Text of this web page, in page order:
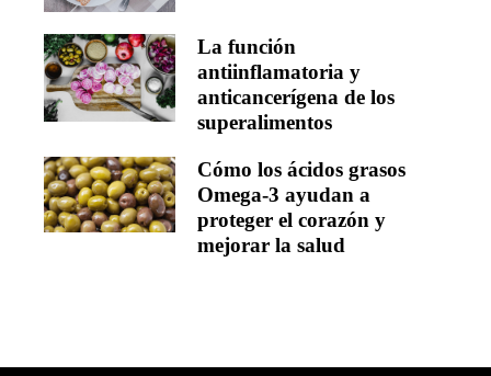
La función
antiinflamatoria y
anticancerígena de los
superalimentos
Cómo los ácidos grasos
Omega-3 ayudan a
proteger el corazón y
mejorar la salud